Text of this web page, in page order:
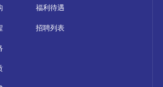
福利待遇
招聘列表